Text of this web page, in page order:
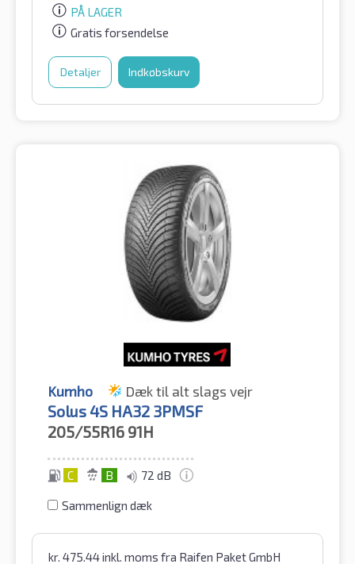
PÅ LAGER
Gratis forsendelse
Detaljer Indkøbskurv
Kumho Dæk til alt slags vejr
Solus 4S HA32 3PMSF
205/55R16 91H
C B 72 dB
Sammenlign dæk
kr. 475.44inkl. moms fra Raifen Paket GmbH